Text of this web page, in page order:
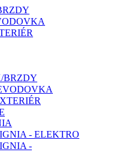
BRZDY
- ELEKTRO
-